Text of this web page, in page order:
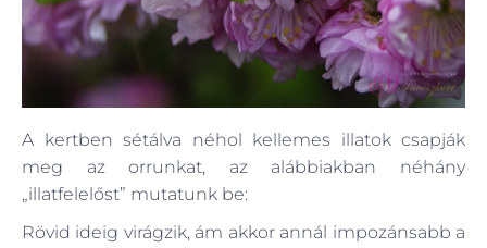
A kertben sétálva néhol kellemes illatok csapják
meg az orrunkat, az alábbiakban néhány
„illatfelelőst” mutatunk be:
Rövid ideig virágzik, ám akkor annál impozánsabb a